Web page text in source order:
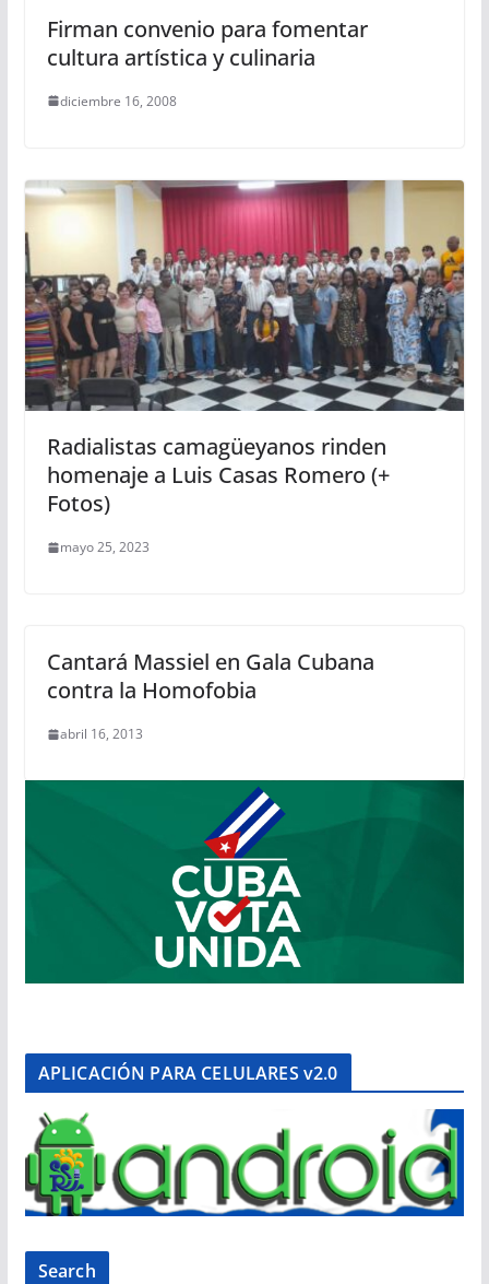
Firman convenio para fomentar
cultura artística y culinaria
diciembre 16, 2008
Radialistas camagüeyanos rinden
homenaje a Luis Casas Romero (+
Fotos)
mayo 25, 2023
Cantará Massiel en Gala Cubana
contra la Homofobia
abril 16, 2013
APLICACIÓN PARA CELULARES v2.0
Search